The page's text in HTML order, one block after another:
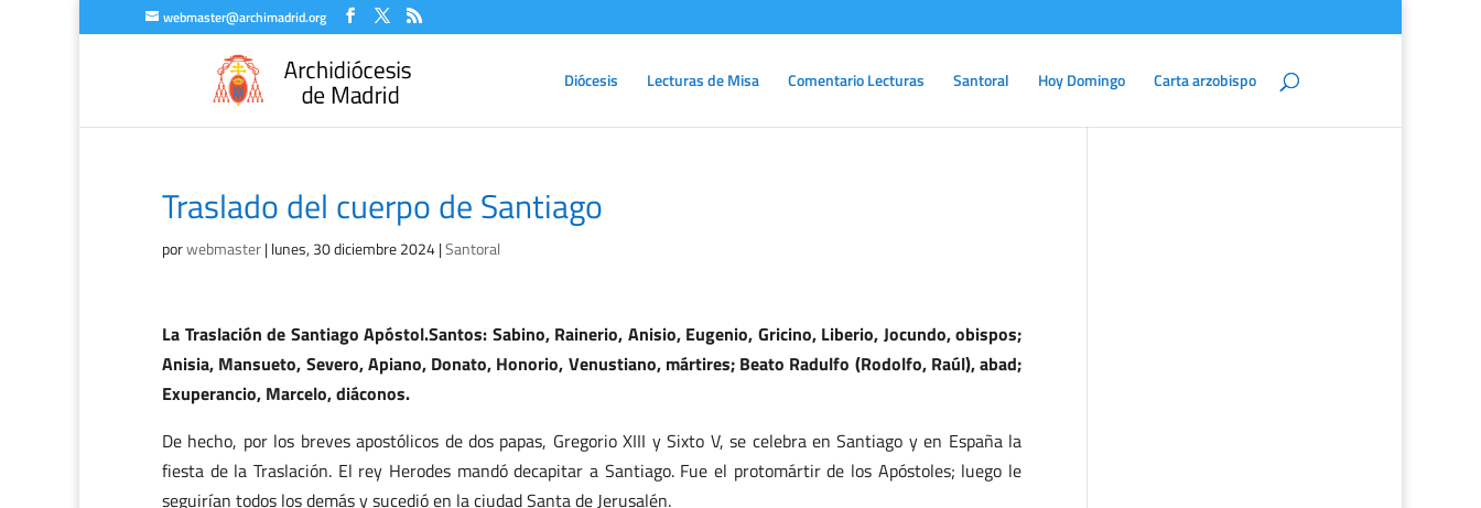
webmaster@archimadrid.org
Diócesis Lecturas de Misa Comentario Lecturas Santoral Hoy Domingo Carta arzobispo
Traslado del cuerpo de Santiago
porwebmaster|lunes, 30 diciembre 2024|Santoral
La Traslación de Santiago Apóstol.Santos: Sabino, Rainerio, Anisio, Eugenio, Gricino, Liberio, Jocundo, obispos;
Anisia, Mansueto, Severo, Apiano, Donato, Honorio, Venustiano, mártires; Beato Radulfo (Rodolfo, Raúl), abad;
Exuperancio, Marcelo, diáconos.
De hecho, por los breves apostólicos de dos papas, Gregorio XIII y Sixto V, se celebra en Santiago y en España la
fiesta de la Traslación. El rey Herodes mandó decapitar a Santiago. Fue el protomártir de los Apóstoles; luego le
seguirían todos los demás y sucedió en la ciudad Santa de Jerusalén.